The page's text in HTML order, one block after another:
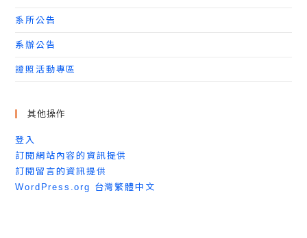
系所公告
系辦公告
證照活動專區
其他操作
登入
訂閱網站內容的資訊提供
訂閱留言的資訊提供
WordPress.org 台灣繁體中文